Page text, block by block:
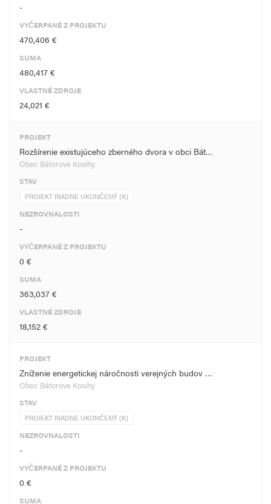
-
VYČERPANÉ Z PROJEKTU
470,406 €
SUMA
480,417 €
VLASTNÉ ZDROJE
24,021 €
PROJEKT
Rozšírenie existujúceho zberného dvora v obci Bát…
Obec Bátorove Kosihy
STAV
PROJEKT RIADNE UKONČENÝ (K)
NEZROVNALOSTI
-
VYČERPANÉ Z PROJEKTU
0 €
SUMA
363,037 €
VLASTNÉ ZDROJE
18,152 €
PROJEKT
Zníženie energetickej náročnosti verejných budov …
Obec Bátorove Kosihy
STAV
PROJEKT RIADNE UKONČENÝ (K)
NEZROVNALOSTI
-
VYČERPANÉ Z PROJEKTU
0 €
SUMA